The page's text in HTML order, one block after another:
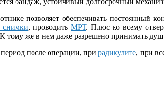
бандаж, устойчивый долгосрочный
позволяет обеспечивать постоянный
снимки, проводить МРТ. Плюс ко всему
К тому же в нем даже разрешено принимать душ.
после операции, прирадикулите, при